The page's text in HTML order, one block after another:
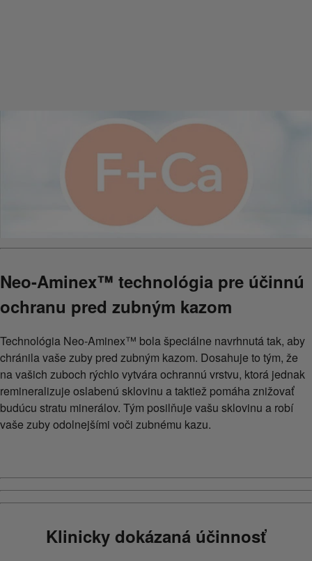
Neo-Aminex™ technológia pre účinnú
ochranu pred zubným kazom
Technológia Neo-Aminex™ bola špeciálne navrhnutá tak, aby
chránila vaše zuby pred zubným kazom. Dosahuje to tým, že
na vašich zuboch rýchlo vytvára ochrannú vrstvu, ktorá jednak
remineralizuje oslabenú sklovinu a taktiež pomáha znižovať
budúcu stratu minerálov. Tým posilňuje vašu sklovinu a robí
vaše zuby odolnejšími voči zubnému kazu.
Klinicky dokázaná účinnosť